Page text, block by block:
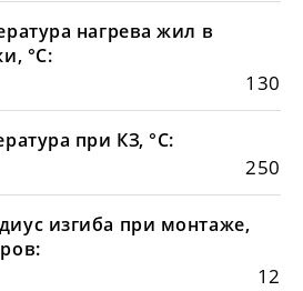
нагрева жил в
°С:
130
при КЗ, °С:
250
изгиба при монтаже,
12